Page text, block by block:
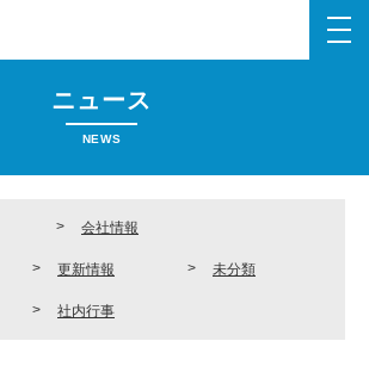
メ
く
ニュース
NEWS
会社情報
更新情報 未分類
社内行事